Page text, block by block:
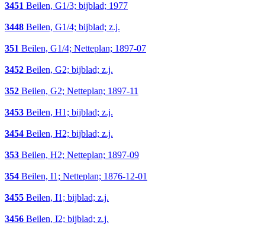
3451 Beilen, G1/3; bijblad; 1977
3448 Beilen, G1/4; bijblad; z.j.
351 Beilen, G1/4; Netteplan; 1897-07
3452 Beilen, G2; bijblad; z.j.
352 Beilen, G2; Netteplan; 1897-11
3453 Beilen, H1; bijblad; z.j.
3454 Beilen, H2; bijblad; z.j.
353 Beilen, H2; Netteplan; 1897-09
354 Beilen, I1; Netteplan; 1876-12-01
3455 Beilen, I1; bijblad; z.j.
3456 Beilen, I2; bijblad; z.j.